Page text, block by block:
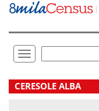
Vai
direttamente
Toggle
navigation
.
CERESOLE ALBA